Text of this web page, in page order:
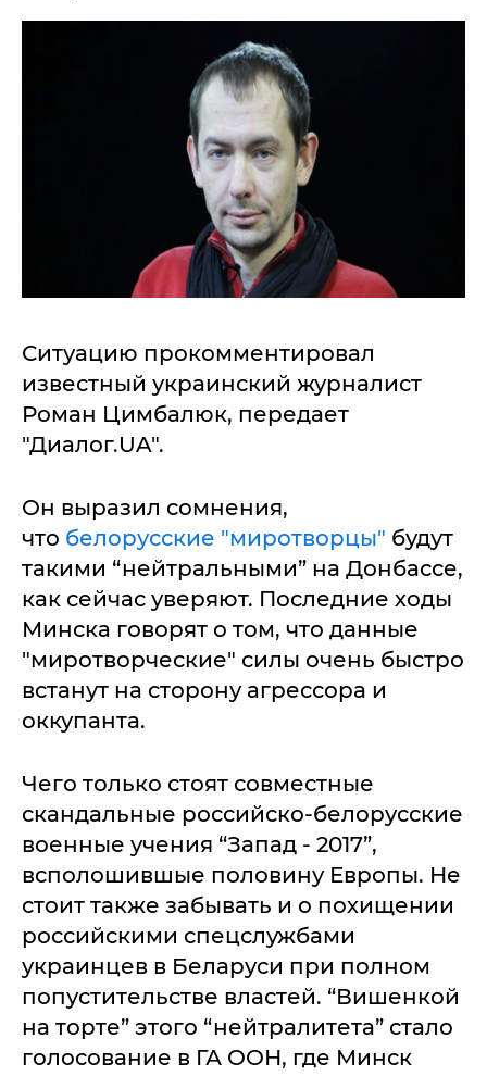
Ситуацию прокомментировал
известный украинский журналист
Роман Цимбалюк, передает
"Диалог.UA".
Он выразил сомнения,
что белорусские "миротворцы" будут
такими “нейтральными” на Донбассе,
как сейчас уверяют. Последние ходы
Минска говорят о том, что данные
"миротворческие" силы очень быстро
встанут на сторону агрессора и
оккупанта.
Чего только стоят совместные
скандальные российско-белорусские
военные учения “Запад - 2017”,
всполошившые половину Европы. Не
стоит также забывать и о похищении
российскими спецслужбами
украинцев в Беларуси при полном
попустительстве властей. “Вишенкой
на торте” этого “нейтралитета” стало
голосование в ГА ООН, где Минск